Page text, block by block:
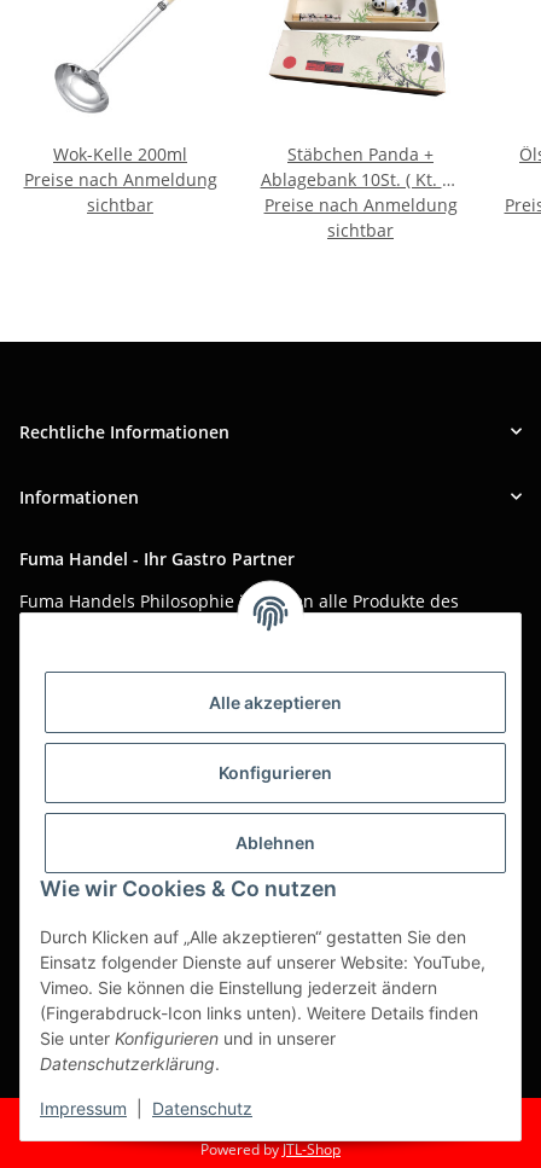
Alle akzeptieren
Konfigurieren
Ablehnen
Wie wir Cookies & Co nutzen
Durch Klicken auf „Alle akzeptieren“ gestatten Sie den
Einsatz folgender Dienste auf unserer Website: YouTube,
Vimeo. Sie können die Einstellung jederzeit ändern
(Fingerabdruck-Icon links unten). Weitere Details finden
Sie unter Konfigurieren und in unserer
Datenschutzerklärung.
Impressum Datenschutz
Wok-Kelle 200ml
Preise nach Anmeldung
sichtbar
Stäbchen Panda +
Ablagebank 10St. ( Kt. 12
Preise nach Anmeldung
sichtbar
Rechtliche Informationen
Informationen
Fuma Handel - Ihr Gastro Partner
Fuma Handels Philosophie ist, Ihnen alle Produkte des
täglichen Gastro-Alltags zu günstigen Online-Preisen mit
Asiatika, Gastraum-Dekorationen, Tischgedeck, Servietten,
weltweit um Ihnen das perfekte Produkt zum optimalen Preis
Seit über 20 Jahren sind wir für Sie im Einsatz!
geltender gesetzl. USt.
Dies ist ein reiner B2B Shop für Gewerbetreibende -
Bestellungen von Privatkunden werden nicht bearbeitet!
Partner-Seite
https://ruuga.de
* Alle Preise zzgl. gesetzlicher USt., zzgl.
Powered byJTL-Shop